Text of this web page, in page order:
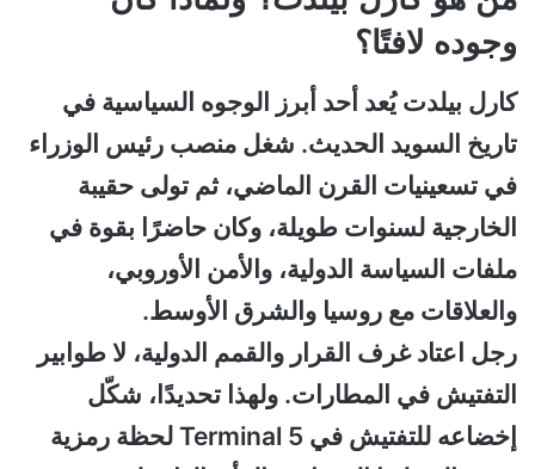
وجوده لافتًا؟
كارل بيلدت يُعد أحد أبرز الوجوه السياسية في
تاريخ السويد الحديث. شغل منصب رئيس الوزراء
في تسعينيات القرن الماضي، ثم تولى حقيبة
الخارجية لسنوات طويلة، وكان حاضرًا بقوة في
ملفات السياسة الدولية، والأمن الأوروبي،
والعلاقات مع روسيا والشرق الأوسط.
رجل اعتاد غرف القرار والقمم الدولية، لا طوابير
التفتيش في المطارات. ولهذا تحديدًا، شكّل
إخضاعه للتفتيش في Terminal 5 لحظة رمزية